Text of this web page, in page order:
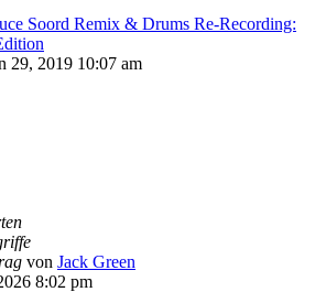
Soord Remix & Drums Re-Recording:
29, 2019 10:07 am
von Jack Green
8:02 pm